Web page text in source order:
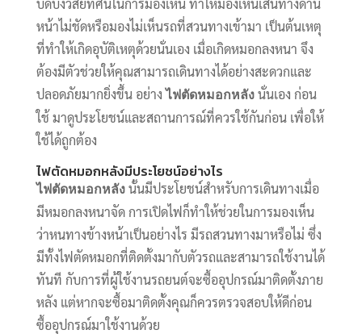
บดบังวิสัยทัศน์ในการมองเห็น ทำให้มองเห็นเส้นทางด้าน
หน้าไม่ชัดหรือมองไม่เห็นรถที่สวนทางเข้ามา เป็นต้นเหตุ
ที่ทำให้เกิดอุบัติเหตุด้วยนั่นเอง เมื่อเกิดหมอกลงหนา จึง
ต้องมีตัวช่วยให้คุณสามารถเดินทางได้อย่างสะดวกและ
ปลอดภัยมากยิ่งขึ้น อย่างไฟตัดหมอกหลังนั่นเอง ก่อน
ใช้ มาดูประโยชน์และสถานการณ์ที่ควรใช้กันก่อน เพื่อให้
ใช้ได้ถูกต้อง
ไฟตัดหมอกหลังมีประโยชน์อย่างไร
ไฟตัดหมอกหลังนั้นมีประโยชน์สำหรับการเดินทางเมื่อ
มีหมอกลงหนาจัด การเปิดไฟก็ทำให้ช่วยในการมองเห็น
ว่าหนทางข้างหน้าเป็นอย่างไร มีรถสวนทางมาหรือไม่ ซึ่ง
มีทั้งไฟตัดหมอกที่ติดตั้งมากับตัวรถและสามารถใช้งานได้
ทันที กับการที่ผู้ใช้งานรถยนต์จะซื้ออุปกรณ์มาติดตั้งภาย
หลัง แต่หากจะซื้อมาติดตั้งคุณก็ควรตรวจสอบให้ดีก่อน
ซื้ออุปกรณ์มาใช้งานด้วย